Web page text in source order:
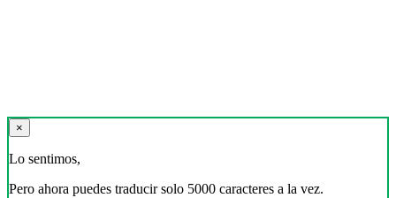
×
Lo sentimos,
Pero ahora puedes traducir solo 5000 caracteres a la vez.